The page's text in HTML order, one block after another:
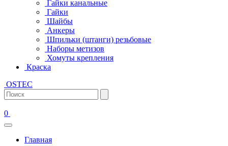
Гайки канальные
Гайки
Шайбы
Анкеры
Шпильки (штанги) резьбовые
Наборы метизов
Хомуты крепления
Краска
OSTEC
0
Главная